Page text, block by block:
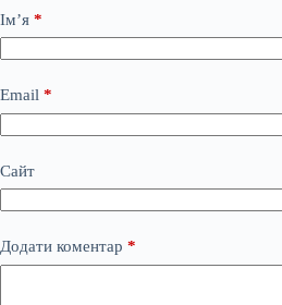
Ім’я *
Email *
Сайт
Додати коментар *